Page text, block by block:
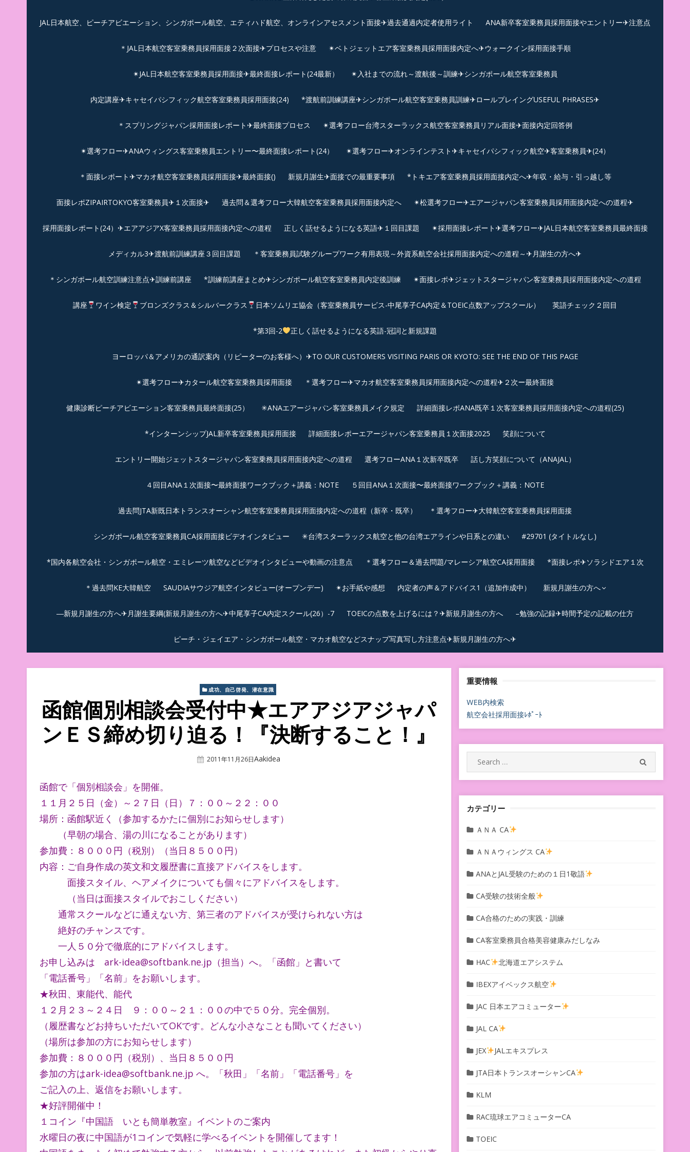
JAL日本航空、ピーチアビエーション、シンガポール航空、エティハド航空、オンラインアセスメント面接✈︎過去通過内定者使用ライト ANA新卒客室乗務員採用面接やエントリー✈注意点
＊JAL日本航空客室乗務員採用面接２次面接✈プロセスや注意 ✴︎ベトジェットエア客室乗務員採用面接内定へ✈︎ウォークイン採用面接手順
✴︎JAL日本航空客室乗務員採用面接✈最終面接レポート(24最新） ✴︎入社までの流れ～渡航後～訓練✈シンガポール航空客室乗務員
内定講座✈キャセイパシフィック航空客室乗務員採用面接(24) *渡航前訓練講座✈シンガポール航空客室乗務員訓練✈ロールプレイングUSEFUL PHRASES✈
＊スプリングジャパン採用面接レポート✈最終面接プロセス ✴︎選考フロー台湾スターラックス航空客室乗務員リアル面接✈︎面接内定回答例
✴︎選考フロー✈︎ANAウィングス客室乗務員エントリー〜最終面接レポート(24） ✴︎選考フロー✈オンラインテスト✈キャセイパシフィック航空✈︎客室乗務員✈(24）
＊面接レポート✈マカオ航空客室乗務員採用面接✈最終面接() 新規月謝生✈面接での最重要事項 *トキエア客室乗務員採用面接内定へ✈年収・給与・引っ越し等
面接レポZIPAIRTOKYO客室乗務員✈１次面接✈ 過去問＆選考フロー大韓航空客室乗務員採用面接内定へ ✴︎松選考フロー✈︎エアージャパン客室乗務員採用面接内定への道程✈︎
採用面接レポート(24）✈エアアジアX客室乗務員採用面接内定への道程 正しく話せるようになる英語✈１回目課題 ✴︎採用面接レポート✈︎選考フロー✈︎JAL日本航空客室乗務員最終面接
メディカル3✈渡航前訓練講座３回目課題 ＊客室乗務員試験グループワーク有用表現～外資系航空会社採用面接内定への道程～✈月謝生の方へ✈
＊シンガポール航空訓練注意点✈訓練前講座 *訓練前講座まとめ✈シンガポール航空客室乗務員内定後訓練 ✴︎面接レポ✈ジェットスタージャパン客室乗務員採用面接内定への道程
講座 ワイン検定 ブロンズクラス＆シルバークラス 日本ソムリエ協会（客室乗務員サービス-中尾享子CA内定＆TOEIC点数アップスクール） 英語チェック２回目
*第3回-2 正しく話せるようになる英語-冠詞と新規課題
ヨーロッパ＆アメリカの通訳案内（リピーターのお客様へ）✈TO OUR CUSTOMERS VISITING PARIS OR KYOTO: SEE THE END OF THIS PAGE
✴︎選考フロー✈カタール航空客室乗務員採用面接 ＊選考フロー✈マカオ航空客室乗務員採用面接内定への道程✈２次ー最終面接
健康診断ピーチアビエーション客室乗務員最終面接(25） ✳︎ANAエアージャパン客室乗務員メイク規定 詳細面接レポANA既卒１次客室乗務員採用面接内定への道程(25)
*インターンシップJAL新卒客室乗務員採用面接 詳細面接レポーエアージャパン客室乗務員１次面接2025 笑顔について
エントリー開始ジェットスタージャパン客室乗務員採用面接内定への道程 選考フローANA１次新卒既卒 話し方笑顔について（ANAJAL）
４回目ANA１次面接〜最終面接ワークブック＋講義：NOTE ５回目ANA１次面接〜最終面接ワークブック＋講義：NOTE
過去問JTA新既日本トランスオーシャン航空客室乗務員採用面接内定への道程（新卒・既卒） ＊選考フロー✈大韓航空客室乗務員採用面接
シンガポール航空客室乗務員CA採用面接ビデオインタビュー ✳︎台湾スターラックス航空と他の台湾エアラインや日系との違い #29701 (タイトルなし)
*国内各航空会社・シンガポール航空・エミレーツ航空などビデオインタビューや動画の注意点 ＊選考フロー＆過去問題/マレーシア航空CA採用面接 *面接レポ✈ソラシドエア１次
＊過去問KE大韓航空 SAUDIAサウジア航空インタビュー(オープンデー) ✴︎お手紙や感想 内定者の声＆アドバイス1（追加作成中） 新規月謝生の方へ
―新規月謝生の方へ✈月謝生要綱(新規月謝生の方へ✈中尾享子CA内定スクール(26）-7 TOEICの点数を上げるには？✈新規月謝生の方へ –勉強の記録✈時間予定の記載の仕方
ピーチ・ジェイエア・シンガポール航空・マカオ航空などスナップ写真写し方注意点✈新規月謝生の方へ✈
成功、自己啓発、潜在意識
函館個別相談会受付中★エアアジアジャパ
ンＥＳ締め切り迫る！『決断すること！』
Posted
2011年11月26日Author
Aakidea
函館で「個別相談会」を開催。
１１月２５日（金）～２７日（日）７：００～２２：００
場所：函館駅近く（参加するかたに個別にお知らせします）
（早朝の場合、湯の川になることがあります）
参加費：８０００円（税別）（当日８５００円）
内容：ご自身作成の英文和文履歴書に直接アドバイスをします。
面接スタイル、ヘアメイクについても個々にアドバイスをします。
（当日は面接スタイルでおこしください）
通常スクールなどに通えない方、第三者のアドバイスが受けられない方は
絶好のチャンスです。
一人５０分で徹底的にアドバイスします。
お申し込みは ark-idea@softbank.ne.jp（担当）へ。「函館」と書いて
「電話番号」「名前」をお願いします。
★秋田、東能代、能代
１２月２３～２４日 ９：００～２１：００の中で５０分。完全個別。
（履歴書などお持ちいただいてOKです。どんな小さなことも聞いてください）
（場所は参加の方にお知らせします）
参加費：８０００円（税別）、当日８５００円
参加の方はark-idea@softbank.ne.jp へ。「秋田」「名前」「電話番号」を
ご記入の上、返信をお願いします。
★好評開催中！
１コイン『中国語 いとも簡単教室』イベントのご案内
水曜日の夜に中国語が1コインで気軽に学べるイベントを開催してます！
重要情報
WEB内検索
航空会社採用面接ﾚﾎﾟｰﾄ
Search
for:
カテゴリー
ＡＮＡ CA
ＡＮＡウィングス CA
ANAとJAL受験のための１日1敬語
CA受験の技術全般
CA合格のための実践・訓練
CA客室乗務員合格美容健康みだしなみ
HAC 北海道エアシステム
IBEXアイベックス航空
JAC 日本エアコミューター
JAL CA
JEX JALエキスプレス
JTA日本トランスオーシャンCA
KLM
RAC琉球エアコミューターCA
TOEIC